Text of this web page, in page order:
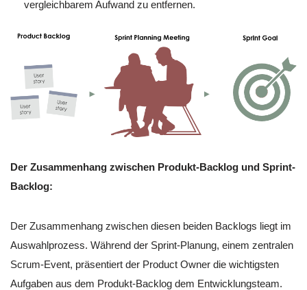
vergleichbarem Aufwand zu entfernen.
Der Zusammenhang zwischen Produkt-Backlog und Sprint-
Backlog:
Der Zusammenhang zwischen diesen beiden Backlogs liegt im
Auswahlprozess. Während der Sprint-Planung, einem zentralen
Scrum-Event, präsentiert der Product Owner die wichtigsten
Aufgaben aus dem Produkt-Backlog dem Entwicklungsteam.